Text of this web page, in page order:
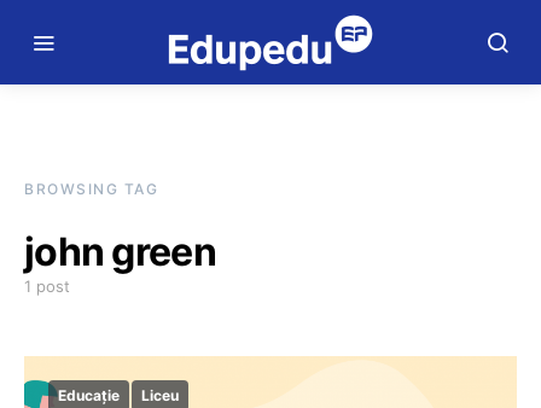
BROWSING TAG
john green
1 post
Educație Liceu